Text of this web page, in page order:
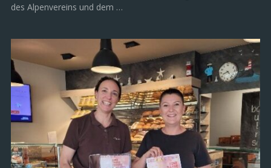
des Alpenvereins und dem …